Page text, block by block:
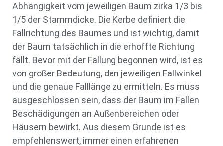
Abhängigkeit vom jeweiligen Baum zirka 1/3 bis
1/5 der Stammdicke. Die Kerbe definiert die
Fallrichtung des Baumes und ist wichtig, damit
der Baum tatsächlich in die erhoffte Richtung
fällt. Bevor mit der Fällung begonnen wird, ist es
von großer Bedeutung, den jeweiligen Fallwinkel
und die genaue Falllänge zu ermitteln. Es muss
ausgeschlossen sein, dass der Baum im Fallen
Beschädigungen an Außenbereichen oder
Häusern bewirkt. Aus diesem Grunde ist es
empfehlenswert, immer einen erfahrenen